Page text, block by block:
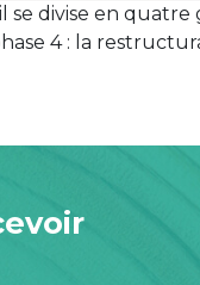
se divise en quatre
4 : la